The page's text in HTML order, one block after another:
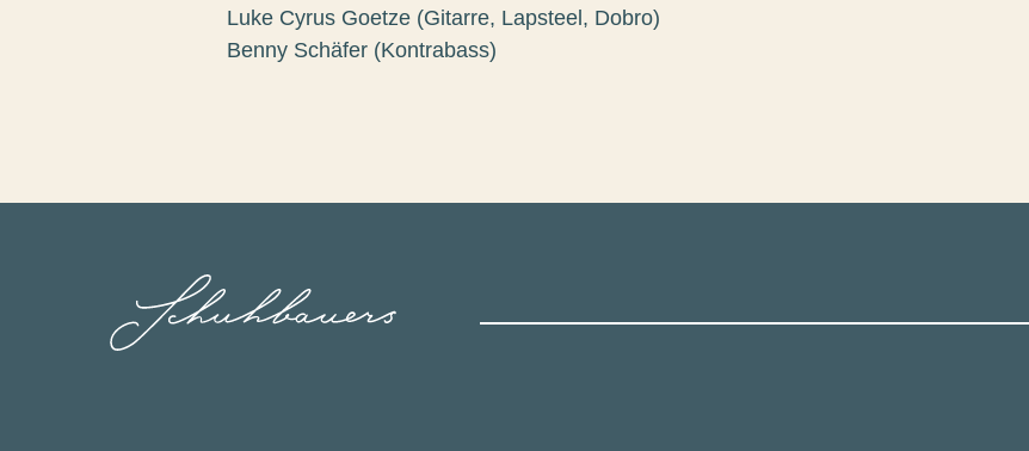
Luke Cyrus Goetze (Gitarre, Lapsteel, Dobro)
Benny Schäfer (Kontrabass)